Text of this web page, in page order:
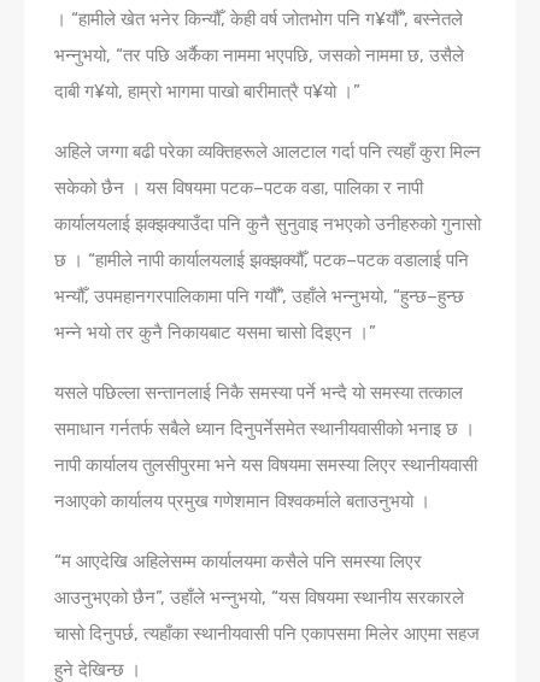
। “हामीले खेत भनेर किन्यौँ, केही वर्ष जोतभोग पनि ग¥यौँ”, बस्नेतले
भन्नुभयो, “तर पछि अर्कैका नाममा भएपछि, जसको नाममा छ, उसैले
दाबी ग¥यो, हाम्रो भागमा पाखो बारीमात्रै प¥यो ।”
अहिले जग्गा बढी परेका व्यक्तिहरूले आलटाल गर्दा पनि त्यहाँ कुरा मिल्न
सकेको छैन । यस विषयमा पटक–पटक वडा, पालिका र नापी
कार्यालयलाई झक्झक्याउँदा पनि कुनै सुनुवाइ नभएको उनीहरुको गुनासो
छ । “हामीले नापी कार्यालयलाई झक्झक्यौँ, पटक–पटक वडालाई पनि
भन्यौँ, उपमहानगरपालिकामा पनि गयौँ”, उहाँले भन्नुभयो, “हुन्छ–हुन्छ
भन्ने भयो तर कुनै निकायबाट यसमा चासो दिइएन ।”
यसले पछिल्ला सन्तानलाई निकै समस्या पर्ने भन्दै यो समस्या तत्काल
समाधान गर्नतर्फ सबैले ध्यान दिनुपर्नेसमेत स्थानीयवासीको भनाइ छ ।
नापी कार्यालय तुलसीपुरमा भने यस विषयमा समस्या लिएर स्थानीयवासी
नआएको कार्यालय प्रमुख गणेशमान विश्वकर्माले बताउनुभयो ।
“म आएदेखि अहिलेसम्म कार्यालयमा कसैले पनि समस्या लिएर
आउनुभएको छैन”, उहाँले भन्नुभयो, “यस विषयमा स्थानीय सरकारले
चासो दिनुपर्छ, त्यहाँका स्थानीयवासी पनि एकापसमा मिलेर आएमा सहज
हुने देखिन्छ ।